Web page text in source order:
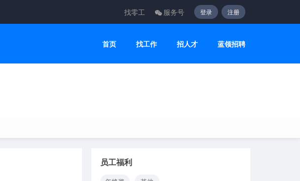
找零工 服务号 登录 注册
首页 找工作 招人才 蓝领招聘
员工福利